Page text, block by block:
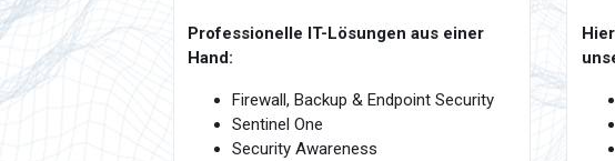
Professionelle IT-Lösungen aus einer
Hand:
Firewall, Backup & Endpoint Security
Sentinel One
Security Awareness